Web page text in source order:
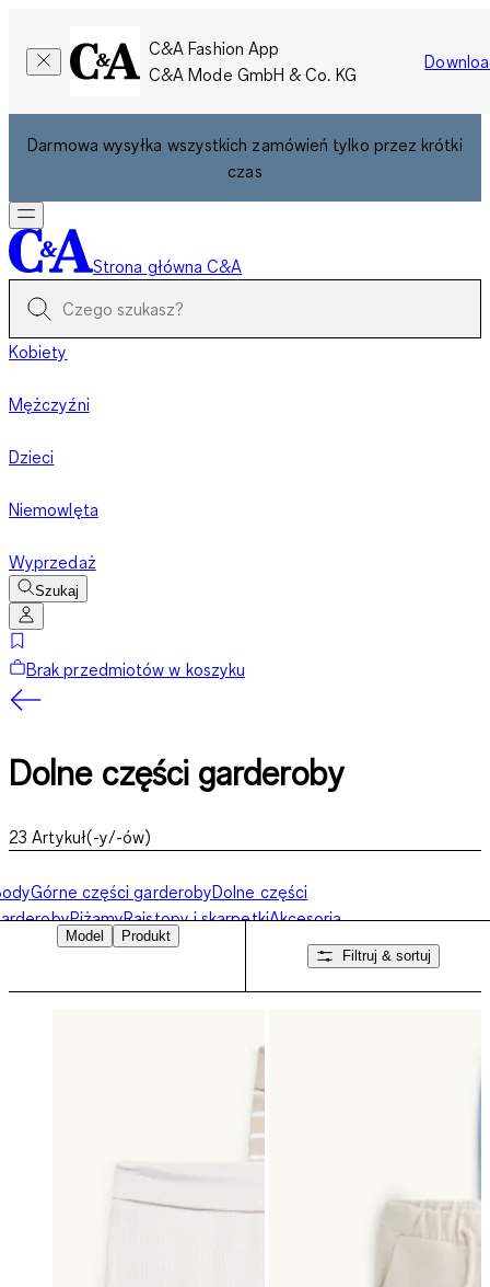
C&A Fashion App
C&A Mode GmbH & Co. KG
Darmowa wysyłka wszystkich zamówień tylko przez krótki
czas
Strona główna C&A
Kobiety
Mężczyźni
Dzieci
Niemowlęta
Wyprzedaż
Szukaj
Brak przedmiotów w koszyku
Dolne części garderoby
23 Artykuł(-y/-ów)
Górne części garderobyDolne części
PiżamyRajstopy i skarpetkiAkcesoria
Model
Produkt
Filtruj & sortuj